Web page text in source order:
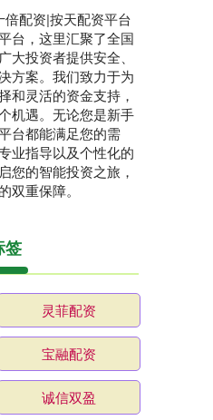
配资|按天配资平台
台，这里汇聚了全国
大投资者提供安全、
方案。我们致力于为
和灵活的资金支持，
机遇。无论您是新手
台都能满足您的需
业指导以及个性化的
您的智能投资之旅，
双重保障。
签
灵菲配资
宝融配资
诚信双盈